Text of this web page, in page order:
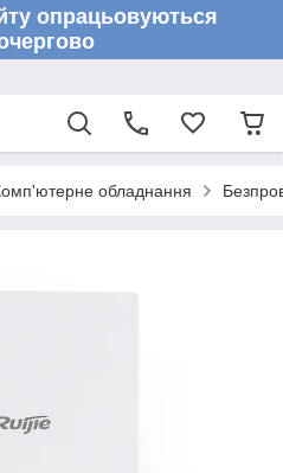
опрацьовуються
обладнання